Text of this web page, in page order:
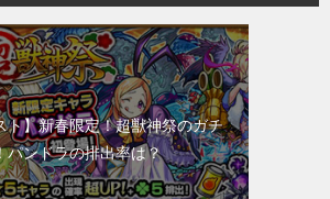
ト】新春限定！超獣神祭のガチ
パンドラの排出率は？